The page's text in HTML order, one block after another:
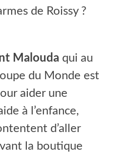
de Roissy ?
Malouda qui au
du Monde est
aider une
à l’enfance,
d’aller
la boutique